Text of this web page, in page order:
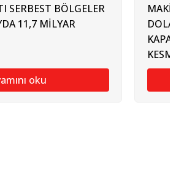
SERBEST BÖLGELER
11,7 MİLYAR
oku